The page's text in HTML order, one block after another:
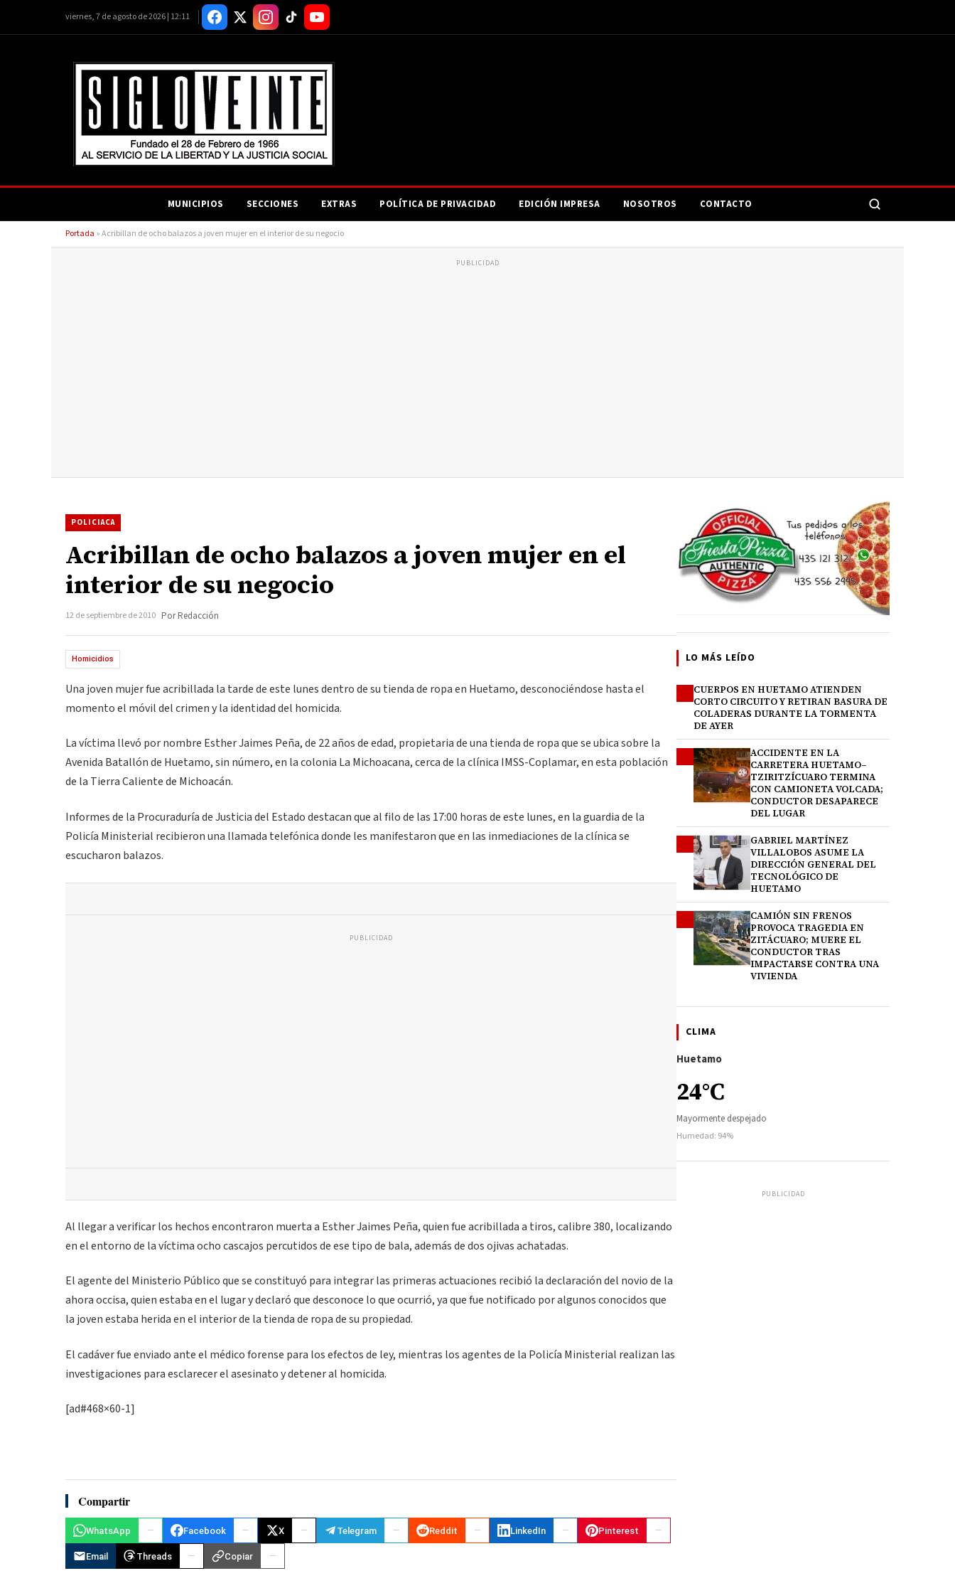
viernes, 7 de agosto de 2026 | 12:11
MUNICIPIOS SECCIONES EXTRAS POLÍTICA DE PRIVACIDAD EDICIÓN IMPRESA NOSOTROS CONTACTO
Portada »Acribillan de ocho balazos a joven mujer en el interior de su negocio
PUBLICIDAD
POLICIACA
Acribillan de ocho balazos a joven mujer en el
interior de su negocio
12 de septiembre de 2010 Por Redacción
Homicidios
Una joven mujer fue acribillada la tarde de este lunes dentro de su tienda de ropa en Huetamo, desconociéndose hasta el
momento el móvil del crimen y la identidad del homicida.
La víctima llevó por nombre Esther Jaimes Peña, de 22 años de edad, propietaria de una tienda de ropa que se ubica sobre la
Avenida Batallón de Huetamo, sin número, en la colonia La Michoacana, cerca de la clínica IMSS-Coplamar, en esta población
de la Tierra Caliente de Michoacán.
Informes de la Procuraduría de Justicia del Estado destacan que al filo de las 17:00 horas de este lunes, en la guardia de la
Policía Ministerial recibieron una llamada telefónica donde les manifestaron que en las inmediaciones de la clínica se
escucharon balazos.
PUBLICIDAD
Al llegar a verificar los hechos encontraron muerta a Esther Jaimes Peña, quien fue acribillada a tiros, calibre 380, localizando
en el entorno de la víctima ocho cascajos percutidos de ese tipo de bala, además de dos ojivas achatadas.
El agente del Ministerio Público que se constituyó para integrar las primeras actuaciones recibió la declaración del novio de la
ahora occisa, quien estaba en el lugar y declaró que desconoce lo que ocurrió, ya que fue notificado por algunos conocidos que
la joven estaba herida en el interior de la tienda de ropa de su propiedad.
El cadáver fue enviado ante el médico forense para los efectos de ley, mientras los agentes de la Policía Ministerial realizan las
investigaciones para esclarecer el asesinato y detener al homicida.
[ad#468×60-1]
Compartir
WhatsApp Facebook X Telegram Reddit LinkedIn Pinterest
Email Threads Copiar
LO MÁS LEÍDO
CUERPOS EN HUETAMO ATIENDEN
CORTO CIRCUITO Y RETIRAN BASURA DE
COLADERAS DURANTE LA TORMENTA
DE AYER
ACCIDENTE EN LA
CARRETERA HUETAMO–
TZIRITZÍCUARO TERMINA
CON CAMIONETA VOLCADA;
CONDUCTOR DESAPARECE
DEL LUGAR
GABRIEL MARTÍNEZ
VILLALOBOS ASUME LA
DIRECCIÓN GENERAL DEL
TECNOLÓGICO DE
HUETAMO
CAMIÓN SIN FRENOS
PROVOCA TRAGEDIA EN
ZITÁCUARO; MUERE EL
CONDUCTOR TRAS
IMPACTARSE CONTRA UNA
VIVIENDA
CLIMA
Huetamo
24°C
Mayormente despejado
Humedad: 94%
PUBLICIDAD